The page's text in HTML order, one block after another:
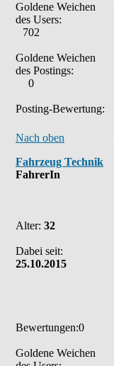
Goldene Weichen
des Users:
702
Goldene Weichen
des Postings:
0
Posting-Bewertung:
Nach oben
Fahrzeug Technik
FahrerIn
Alter: 32
Dabei seit:
25.10.2015
Bewertungen:0
Goldene Weichen